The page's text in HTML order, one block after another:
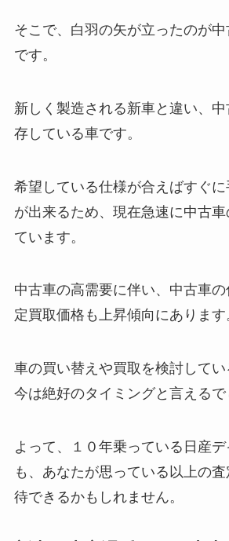
そこで、白羽の矢が立ったのが
です。
新しく製造される新車と違い、
存している車です。
希望している仕様が合えばすぐに
が出来るため、現在急速に中古
ています。
中古車の高需要に伴い、中古車
定買取価格も上昇傾向 にあります
車の買い替えや買取を検討してい
今は絶好のタイミングと言えるで
よって、１０年乗っている日産
も、あなたが思っている以上の
待できるかもしれません。